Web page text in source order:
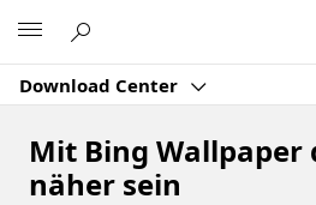
Download Center
Mit Bing Wallpaper
näher sein